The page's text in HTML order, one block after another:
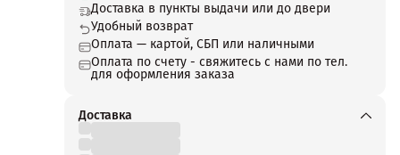
Доставка в пункты выдачи или до двери
Удобный возврат
Оплата — картой, СБП или наличными
Оплата по счету - свяжитесь с нами по тел.
для оформления заказа
Доставка